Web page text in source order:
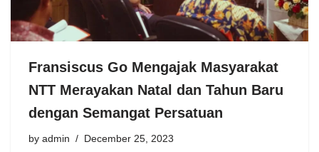
Fransiscus Go Mengajak Masyarakat
NTT Merayakan Natal dan Tahun Baru
dengan Semangat Persatuan
by admin December 25, 2023